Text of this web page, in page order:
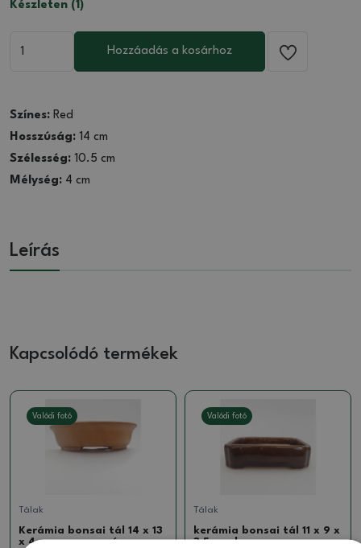
Készleten (1)
Hozzáadás a kosárhoz
Színes: Red
Hosszúság: 14 cm
Szélesség: 10.5 cm
Mélység: 4 cm
Leírás
Kapcsolódó termékek
Valódi fotó
Tálak
Kerámia bonsai tál 14 x 13
x 4 cm, narancssárga
Valódi fotó
Tálak
kerámia bonsai tál 11 x 9 x
3,5 cm, barna